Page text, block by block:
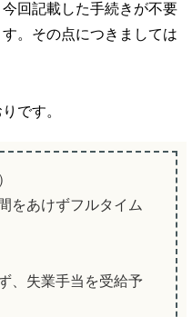
回記載した手続きが不要
。その点につきましては
です。
をあけずフルタイム
、失業手当を受給予